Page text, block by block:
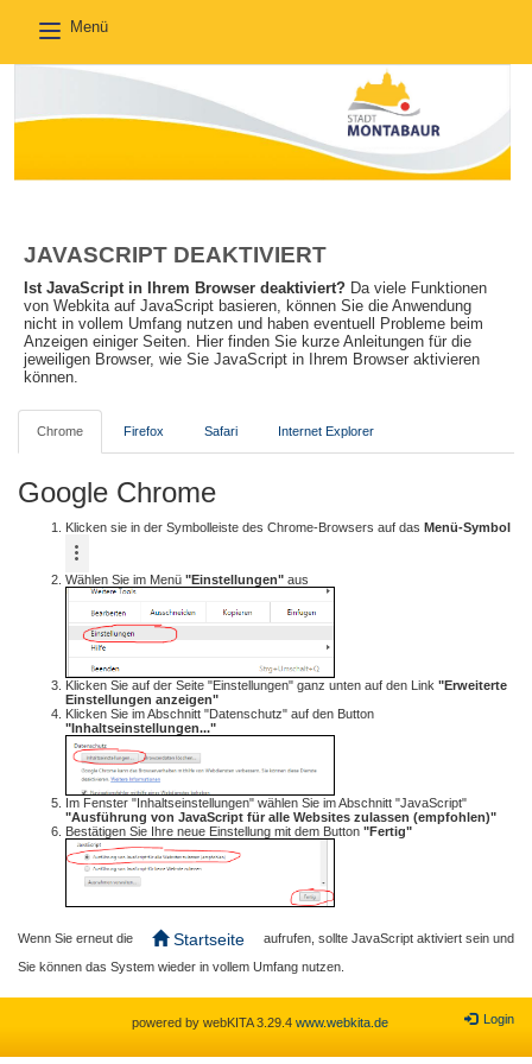
Toggle
Menü
JAVASCRIPT DEAKTIVIERT
Ist JavaScript in Ihrem Browser deaktiviert? Da viele Funktionen
von Webkita auf JavaScript basieren, können Sie die Anwendung
nicht in vollem Umfang nutzen und haben eventuell Probleme beim
Anzeigen einiger Seiten. Hier finden Sie kurze Anleitungen für die
jeweiligen Browser, wie Sie JavaScript in Ihrem Browser aktivieren
können.
Chrome Firefox Safari Internet Explorer
Google Chrome
Klicken sie in der Symbolleiste des Chrome-Browsers auf das Menü-Symbol
Wählen Sie im Menü "Einstellungen" aus
Klicken Sie auf der Seite "Einstellungen" ganz unten auf den Link "Erweiterte
Einstellungen anzeigen"
Klicken Sie im Abschnitt "Datenschutz" auf den Button
"Inhaltseinstellungen..."
Im Fenster "Inhaltseinstellungen" wählen Sie im Abschnitt "JavaScript"
"Ausführung von JavaScript für alle Websites zulassen (empfohlen)"
Bestätigen Sie Ihre neue Einstellung mit dem Button "Fertig"
Wenn Sie erneut die Startseite aufrufen, sollte JavaScript aktiviert sein und
Sie können das System wieder in vollem Umfang nutzen.
powered by webKITA 3.29.4 www.webkita.de Login